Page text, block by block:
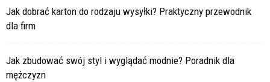
Jak dobrać karton do rodzaju wysyłki? Praktyczny przewodnik
dla firm
Jak zbudować swój styl i wyglądać modnie? Poradnik dla
mężczyzn